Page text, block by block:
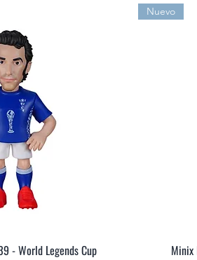
rápida
- World Legends Cup
Nuevo
Minix